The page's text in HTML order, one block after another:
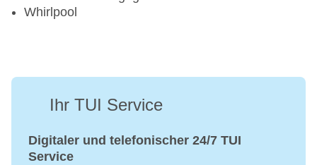
Whirlpool
Ihr TUI Service
Digitaler und telefonischer 24/7 TUI
Service